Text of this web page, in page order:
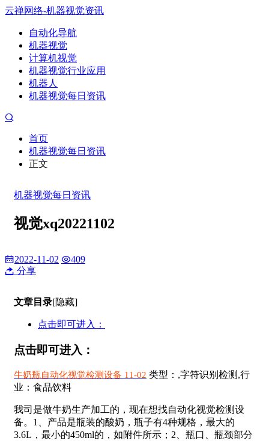
云禅网络-机器视觉资讯
自动化导航
机器视觉
计算机视觉
机器视觉行业应用
机器人
机器视觉每日资讯
首页
机器视觉每日资讯
正文
机器视觉每日资讯
视觉xq20221102
2022-11-02
409
分享
文章目录[隐藏]
点击即可进入：
点击即可进入：
牛奶瓶自动化视觉检测设备 11-02 类型：,字符识别检测,行
业：食品饮料
我司是做牛奶生产加工的，现在想找自动化视觉检测设
备。1、产品是瓶装的酸奶，瓶子有4种规格，最大的
3.6L，最小的450ml的，如附件所示；2、瓶口、瓶颈部分